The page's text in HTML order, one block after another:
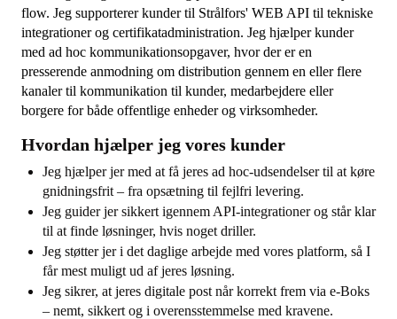
flow. Jeg supporterer kunder til Strålfors' WEB API til tekniske
integrationer og certifikatadministration. Jeg hjælper kunder
med ad hoc kommunikationsopgaver, hvor der er en
presserende anmodning om distribution gennem en eller flere
kanaler til kommunikation til kunder, medarbejdere eller
borgere for både offentlige enheder og virksomheder.
Hvordan hjælper jeg vores kunder
Jeg hjælper jer med at få jeres ad hoc-udsendelser til at køre
gnidningsfrit – fra opsætning til fejlfri levering.
Jeg guider jer sikkert igennem API-integrationer og står klar
til at finde løsninger, hvis noget driller.
Jeg støtter jer i det daglige arbejde med vores platform, så I
får mest muligt ud af jeres løsning.
Jeg sikrer, at jeres digitale post når korrekt frem via e-Boks
– nemt, sikkert og i overensstemmelse med kravene.